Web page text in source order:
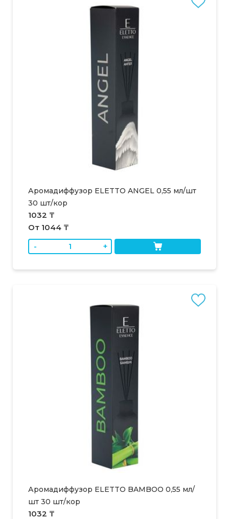
Аромадиффузор ELETTO ANGEL 0,55 мл/шт
30 шт/кор
1032 ₸
От 1044 ₸
-
+
Аромадиффузор ELETTO BAMBOO 0,55 мл/
шт 30 шт/кор
1032 ₸